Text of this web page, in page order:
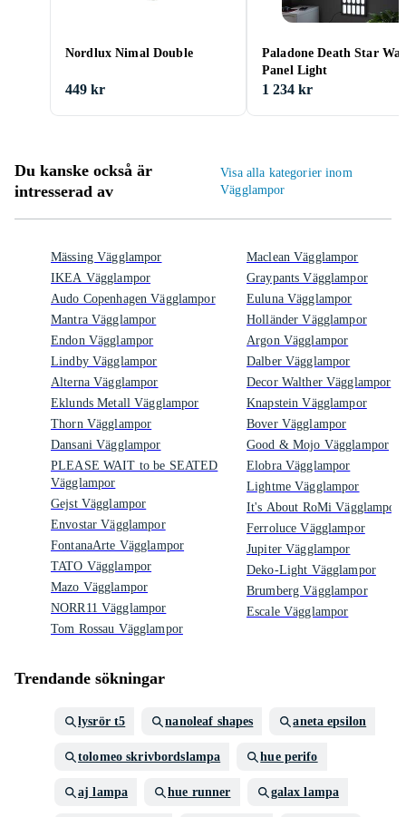
Nordlux Nimal Double
449 kr
Paladone Death Star
Panel Light
1 234 kr
Du kanske också är
intresserad av
Visa alla kategorier inom
Vägglampor
Mässing Vägglampor
IKEA Vägglampor
Audo Copenhagen Vägglampor
Mantra Vägglampor
Endon Vägglampor
Lindby Vägglampor
Alterna Vägglampor
Eklunds Metall Vägglampor
Thorn Vägglampor
Dansani Vägglampor
PLEASE WAIT to be SEATED
Vägglampor
Gejst Vägglampor
Envostar Vägglampor
FontanaArte Vägglampor
TATO Vägglampor
Mazo Vägglampor
NORR11 Vägglampor
Tom Rossau Vägglampor
Maclean Vägglampor
Graypants Vägglampor
Euluna Vägglampor
Holländer Vägglampor
Argon Vägglampor
Dalber Vägglampor
Decor Walther Vägglampor
Knapstein Vägglampor
Bover Vägglampor
Good & Mojo Vägglampor
Elobra Vägglampor
Lightme Vägglampor
It's About RoMi Vägglampor
Ferroluce Vägglampor
Jupiter Vägglampor
Deko-Light Vägglampor
Brumberg Vägglampor
Escale Vägglampor
Trendande sökningar
lysrör t5 nanoleaf shapes aneta epsilon
tolomeo skrivbordslampa hue perifo
aj lampa hue runner galax lampa